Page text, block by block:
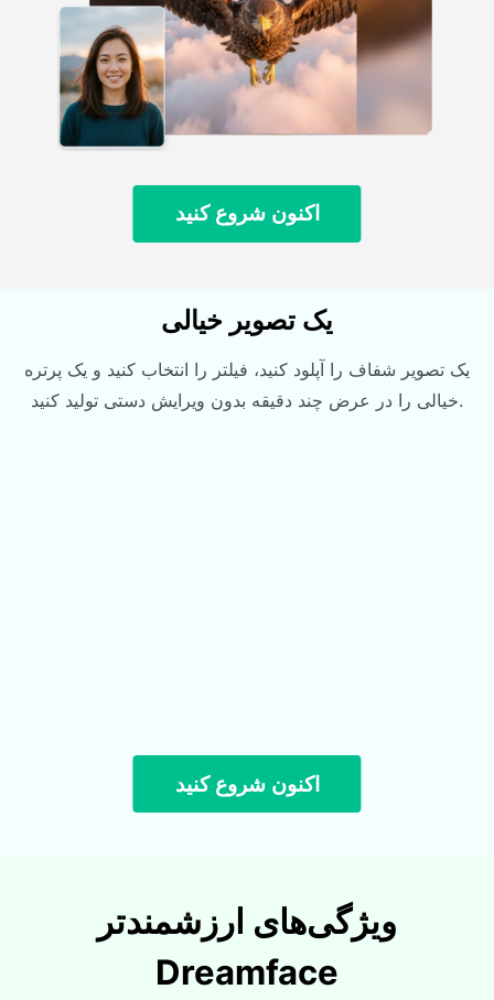
اکنون شروع کنید
یک تصویر خیالی
یک تصویر شفاف را آپلود کنید، فیلتر را انتخاب کنید و یک پرتره
خیالی را در عرض چند دقیقه بدون ویرایش دستی تولید کنید.
اکنون شروع کنید
ویژگی‌های ارزشمندتر
Dreamface